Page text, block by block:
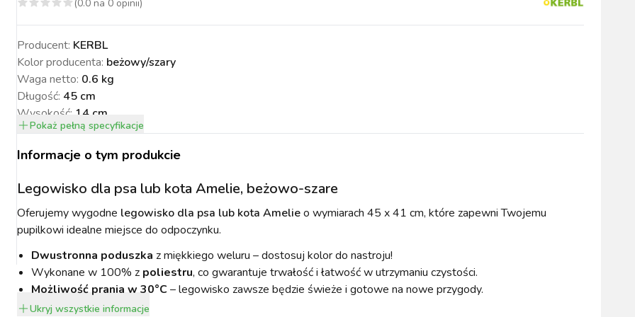
I
DO
DLA
KONIA
MUCHY W STAJNI.
ROŚLIN
DO
URZĄDZENIA
PSY
(0.0 na 0 opinii)
Producent: KERBL
Kolor producenta: beżowy/szary
Waga netto: 0.6 kg
Długość: 45 cm
Wysokość: 14 cm
Szerokość:41 cm
Pokaż pełną specyfikacje
Informacje o tym produkcie
Legowisko dla psa lub kota Amelie, beżowo-szare
Oferujemy wygodne legowisko dla psa lub kota Amelieo wymiarach 45 x 41 cm, które zapewni Twojemu
pupilkowi idealne miejsce do odpoczynku.
Dwustronna poduszka z miękkiego weluru – dostosuj kolor do nastroju!
Wykonane w 100% z poliestru, co gwarantuje trwałość i łatwość w utrzymaniu czystości.
Możliwość prania w 30°C– legowisko zawsze będzie świeże i gotowe na nowe przygody.
Ukryj wszystkie informacje